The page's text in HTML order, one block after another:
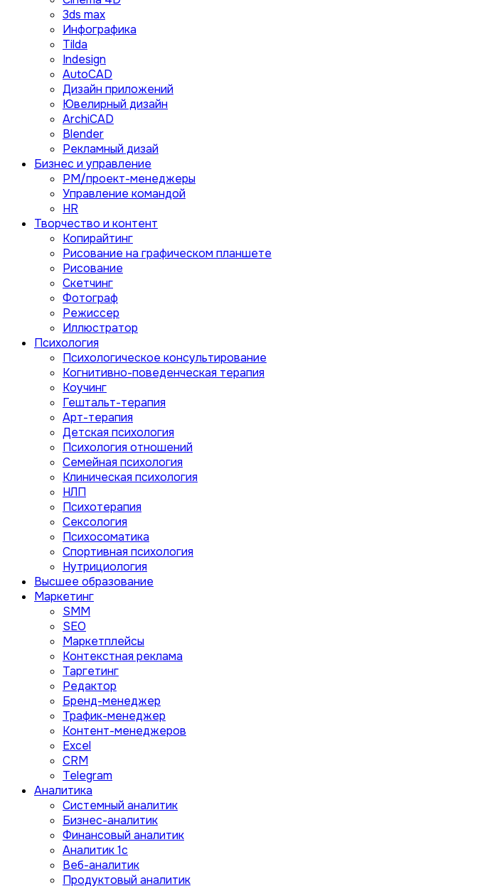
3ds max
Инфографика
Tilda
Indesign
AutoCAD
Дизайн приложений
Ювелирный дизайн
ArchiCAD
Blender
Рекламный дизай
Бизнес и управление
PM/проект-менеджеры
Управление командой
HR
Творчество и контент
Копирайтинг
Рисование на графическом планшете
Рисование
Скетчинг
Фотограф
Режиссер
Иллюстратор
Психология
Психологическое консультирование
Когнитивно-поведенческая терапия
Коучинг
Гештальт-терапия
Арт-терапия
Детская психология
Психология отношений
Семейная психология
Клиническая психология
НЛП
Психотерапия
Сексология
Психосоматика
Спортивная психология
Нутрициология
Высшее образование
Маркетинг
SMM
SEO
Маркетплейсы
Контекстная реклама
Таргетинг
Редактор
Бренд-менеджер
Трафик-менеджер
Контент-менеджеров
Excel
CRM
Telegram
Аналитика
Системный аналитик
Бизнес-аналитик
Финансовый аналитик
Aналитик 1с
Веб-аналитик
Продуктовый аналитик